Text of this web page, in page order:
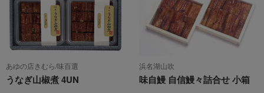
あゆの店きむら/味百選
うなぎ山椒煮 4UN
浜名湖山吹
味自鰻 自信鰻々詰合せ 小箱